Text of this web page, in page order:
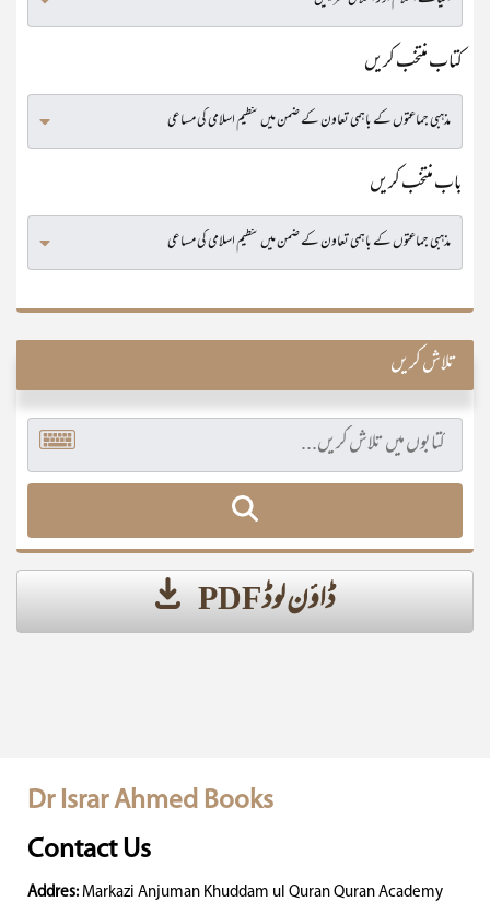
کتاب منتخب کریں
باب منتخب کریں
تلاش کریں
ڈاؤن لوڈ PDF
Dr Israr Ahmed Books
Contact Us
Addres: Markazi Anjuman Khuddam ul Quran Quran Academy